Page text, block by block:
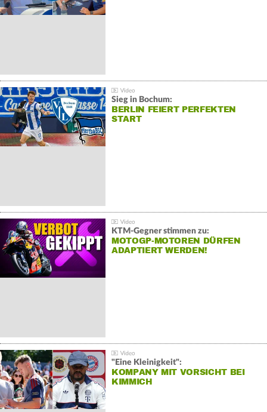
Sieg in Bochum:
BERLIN FEIERT PERFEKTEN
START
KTM-Gegner stimmen zu:
MOTOGP-MOTOREN DÜRFEN
ADAPTIERT WERDEN!
"Eine Kleinigkeit":
KOMPANY MIT VORSICHT BEI
KIMMICH